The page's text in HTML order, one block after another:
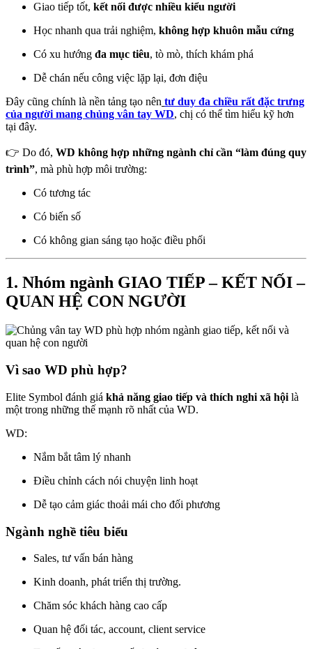
Giao tiếp tốt, kết nối được nhiều kiểu người
Học nhanh qua trải nghiệm, không hợp khuôn mẫu cứng
Có xu hướng đa mục tiêu, tò mò, thích khám phá
Dễ chán nếu công việc lặp lại, đơn điệu
Đây cũng chính là nền tảng tạo nên tư duy đa chiều rất đặc trưng
của người mang chủng vân tay WD, chị có thể tìm hiểu kỹ hơn
tại đây.
👉 Do đó, WD không hợp những ngành chỉ cần “làm đúng quy
trình”, mà phù hợp môi trường:
Có tương tác
Có biến số
Có không gian sáng tạo hoặc điều phối
1. Nhóm ngành GIAO TIẾP – KẾT NỐI –
QUAN HỆ CON NGƯỜI
Vì sao WD phù hợp?
Elite Symbol đánh giá khả năng giao tiếp và thích nghi xã hội là
một trong những thế mạnh rõ nhất của WD.
WD:
Nắm bắt tâm lý nhanh
Điều chỉnh cách nói chuyện linh hoạt
Dễ tạo cảm giác thoải mái cho đối phương
Ngành nghề tiêu biểu
Sales, tư vấn bán hàng
Kinh doanh, phát triển thị trường.
Chăm sóc khách hàng cao cấp
Quan hệ đối tác, account, client service